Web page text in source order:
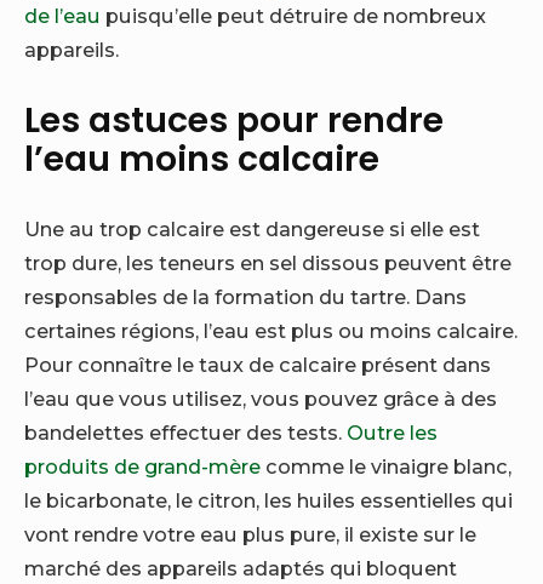
de l’eau puisqu’elle peut détruire de nombreux
appareils.
Les astuces pour rendre
l’eau moins calcaire
Une au trop calcaire est dangereuse si elle est
trop dure, les teneurs en sel dissous peuvent être
responsables de la formation du tartre. Dans
certaines régions, l’eau est plus ou moins calcaire.
Pour connaître le taux de calcaire présent dans
l’eau que vous utilisez, vous pouvez grâce à des
bandelettes effectuer des tests. Outre les
produits de grand-mère comme le vinaigre blanc,
le bicarbonate, le citron, les huiles essentielles qui
vont rendre votre eau plus pure, il existe sur le
marché des appareils adaptés qui bloquent